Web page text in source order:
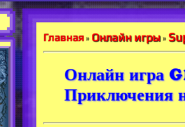
Главная » Онлайн игры »
Онлайн игра
Приключения